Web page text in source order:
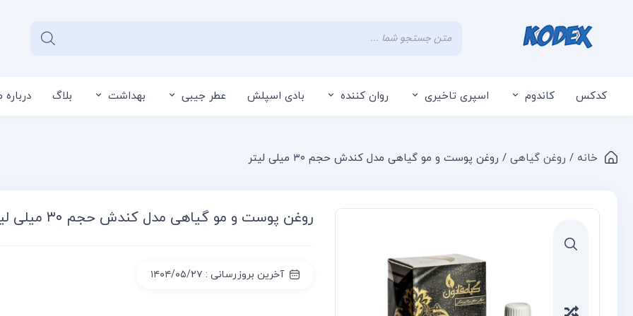
سبد خرید شما کدکس کاندوم اسپری تاخیری روان کننده بادی اسپلش عطر جیبی بهداشت بلاگ درباره
خانه / روغن گیاهی / روغن پوست و مو گیاهی مدل کندش حجم ۳۰ میلی لیتر
روغن پوست و مو گیاهی مدل کندش حجم ۳۰ میلی لیتر
آخرین بروزرسانی : ۱۴۰۴/۰۵/۲۷